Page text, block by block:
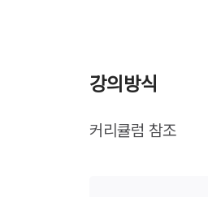
강의방식
커리큘럼 참조